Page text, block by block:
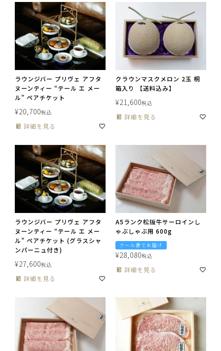
ラウンジバー プリヴェ アフタ
ヌーンティー “テール エ メー
ル” ペアチケット
¥20,700税込
詳細を見る
クラウンマスクメロン 2玉 桐
箱入り 【送料込み】
¥21,600税込
詳細を見る
ラウンジバー プリヴェ アフタ
ヌーンティー “テール エ メー
ル” ペアチケット (グラスシャ
ンパーニュ付き)
¥27,600税込
詳細を見る
A5ランク松阪牛サーロインし
ゃぶしゃぶ用 600g
クール便でお届け
¥28,080税込
詳細を見る